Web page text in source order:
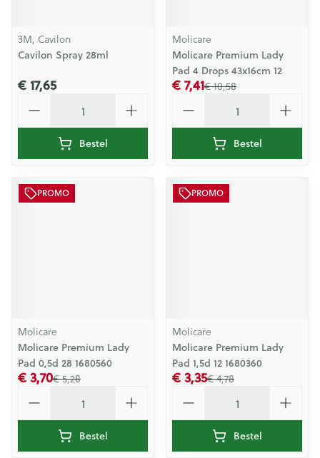
3M, Cavilon
Cavilon Spray 28ml
€ 17,65
Bestel
Molicare
Molicare Premium Lady
Pad 4 Drops 43x16cm 12
€ 10,58
€ 7,41
Bestel
PROMO
Molicare
Molicare Premium Lady
Pad 0,5d 28 1680560
€ 5,28
€ 3,70
Bestel
PROMO
Molicare
Molicare Premium Lady
Pad 1,5d 12 1680360
€ 4,78
€ 3,35
Bestel